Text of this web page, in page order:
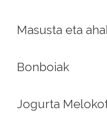
Masusta eta
Bonboiak
Jogurta